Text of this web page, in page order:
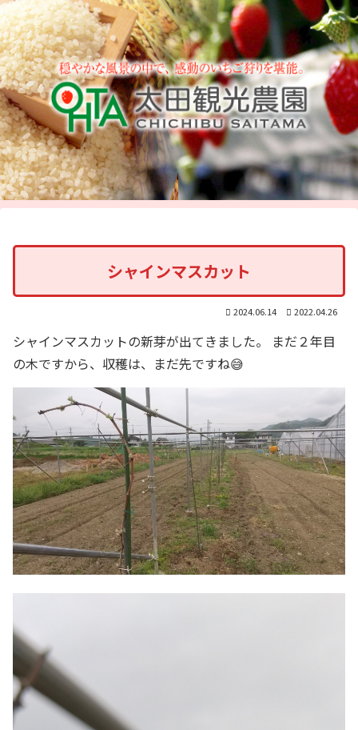
シャインマスカット
2024.06.14 2022.04.26
シャインマスカットの新芽が出てきました。 まだ２年目
の木ですから、収穫は、まだ先ですね😅